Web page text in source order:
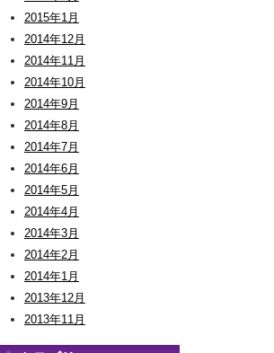
2015年1月
2014年12月
2014年11月
2014年10月
2014年9月
2014年8月
2014年7月
2014年6月
2014年5月
2014年4月
2014年3月
2014年2月
2014年1月
2013年12月
2013年11月